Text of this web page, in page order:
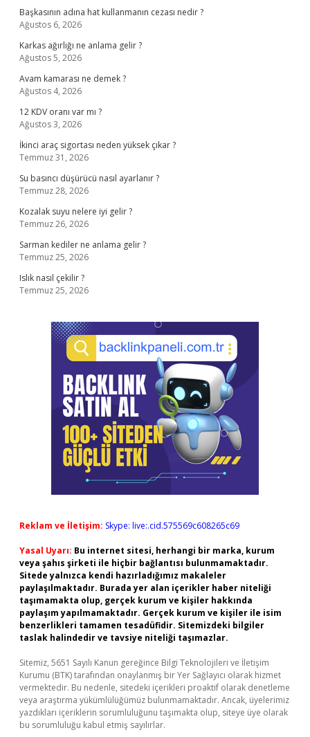
Başkasının adına hat kullanmanın cezası nedir ?
Ağustos 6, 2026
Karkas ağırlığı ne anlama gelir ?
Ağustos 5, 2026
Avam kamarası ne demek ?
Ağustos 4, 2026
12 KDV oranı var mı ?
Ağustos 3, 2026
İkinci araç sigortası neden yüksek çıkar ?
Temmuz 31, 2026
Su basıncı düşürücü nasıl ayarlanır ?
Temmuz 28, 2026
Kozalak suyu nelere iyi gelir ?
Temmuz 26, 2026
Sarman kediler ne anlama gelir ?
Temmuz 25, 2026
Islık nasıl çekilir ?
Temmuz 25, 2026
Reklam ve İletişim: Skype: live:.cid.575569c608265c69
Yasal Uyarı: Bu internet sitesi, herhangi bir marka, kurum
veya şahıs şirketi ile hiçbir bağlantısı bulunmamaktadır.
Sitede yalnızca kendi hazırladığımız makaleler
paylaşılmaktadır. Burada yer alan içerikler haber niteliği
taşımamakta olup, gerçek kurum ve kişiler hakkında
paylaşım yapılmamaktadır. Gerçek kurum ve kişiler ile isim
benzerlikleri tamamen tesadüfidir. Sitemizdeki bilgiler
taslak halindedir ve tavsiye niteliği taşımazlar.
Sitemiz, 5651 Sayılı Kanun gereğince Bilgi Teknolojileri ve İletişim
Kurumu (BTK) tarafından onaylanmış bir Yer Sağlayıcı olarak hizmet
vermektedir. Bu nedenle, sitedeki içerikleri proaktif olarak denetleme
veya araştırma yükümlülüğümüz bulunmamaktadır. Ancak, üyelerimiz
yazdıkları içeriklerin sorumluluğunu taşımakta olup, siteye üye olarak
bu sorumluluğu kabul etmiş sayılırlar.